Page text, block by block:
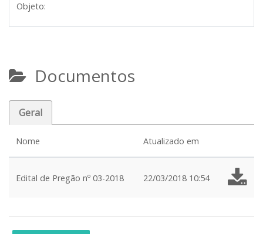
Objeto:
Documentos
Geral
Nome Atualizado em
Edital de Pregão nº 03-2018 22/03/2018 10:54